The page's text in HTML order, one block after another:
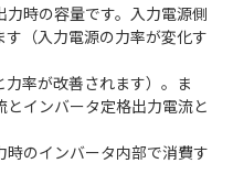
時の容量です。入力電源側
（入力電源の力率が変化す
が改善されます）。ま
インバータ定格出力電流と
時のインバータ内部で消費す